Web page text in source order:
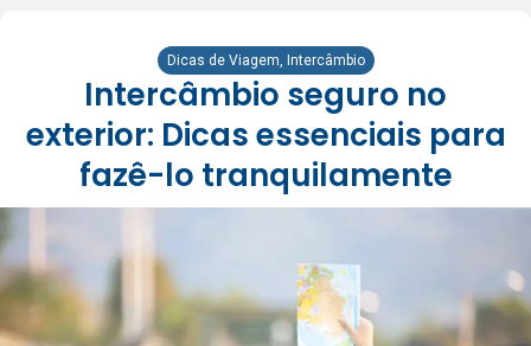
Dicas de Viagem, Intercâmbio
Intercâmbio seguro no
exterior: Dicas essenciais para
fazê-lo tranquilamente